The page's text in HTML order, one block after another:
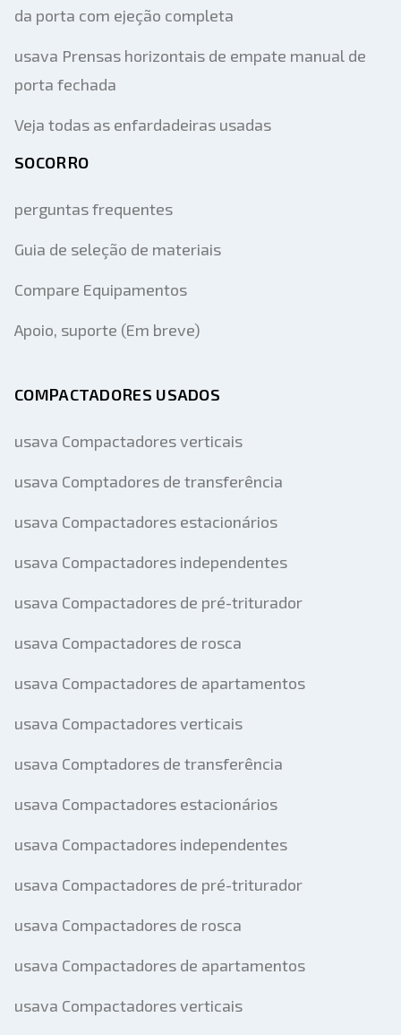
da porta com ejeção completa
usava Prensas horizontais de empate manual de
porta fechada
Veja todas as enfardadeiras usadas
SOCORRO
perguntas frequentes
Guia de seleção de materiais
Compare Equipamentos
Apoio, suporte (Em breve)
COMPACTADORES USADOS
usava Compactadores verticais
usava Comptadores de transferência
usava Compactadores estacionários
usava Compactadores independentes
usava Compactadores de pré-triturador
usava Compactadores de rosca
usava Compactadores de apartamentos
usava Compactadores verticais
usava Comptadores de transferência
usava Compactadores estacionários
usava Compactadores independentes
usava Compactadores de pré-triturador
usava Compactadores de rosca
usava Compactadores de apartamentos
usava Compactadores verticais